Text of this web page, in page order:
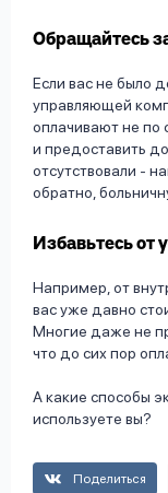
Обращайтесь
Если вас не было
управляющей
оплачивают не по
и предоставить
отсутствовали -
обратно,
Избавьтесь от
Например, от
вас уже давно
Многие даже не
что до сих пор
А какие способы
используете вы?
Поделиться